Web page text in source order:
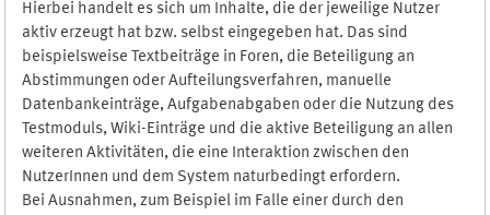
Hierbei handelt es sich um Inhalte, die der jeweilige Nutzer
aktiv erzeugt hat bzw. selbst eingegeben hat. Das sind
beispielsweise Textbeiträge in Foren, die Beteiligung an
Abstimmungen oder Aufteilungsverfahren, manuelle
Datenbankeinträge, Aufgabenabgaben oder die Nutzung des
Testmoduls, Wiki-Einträge und die aktive Beteiligung an allen
weiteren Aktivitäten, die eine Interaktion zwischen den
NutzerInnen und dem System naturbedingt erfordern.
Bei Ausnahmen, zum Beispiel im Falle einer durch den